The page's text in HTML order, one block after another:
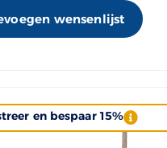
wensenlijst
en bespaar 15%